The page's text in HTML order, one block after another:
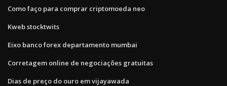
Como faço para comprar criptomoeda neo
Kweb stocktwits
Eixo banco forex departamento mumbai
Corretagem online de negociações gratuitas
Dias de preço do ouro em vijayawada